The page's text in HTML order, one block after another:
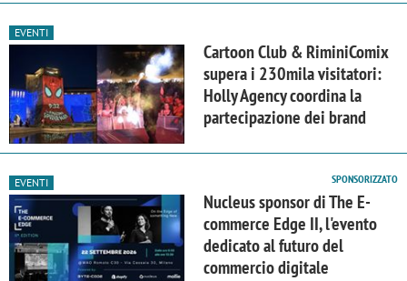
EVENTI
Cartoon Club & RiminiComix
supera i 230mila visitatori:
Holly Agency coordina la
partecipazione dei brand
EVENTI SPONSORIZZATO
Nucleus sponsor di The E-
commerce Edge II, l'evento
dedicato al futuro del
commercio digitale